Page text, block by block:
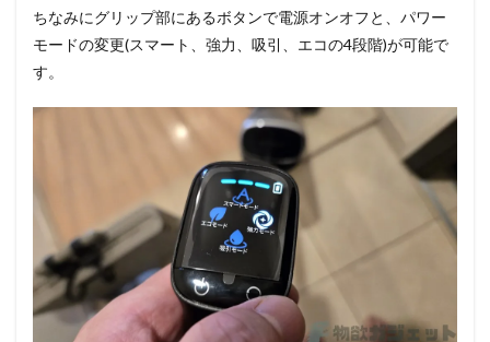
ちなみにグリップ部にあるボタンで電源オンオフと、パワー
モードの変更(スマート、強力、吸引、エコの4段階)が可能で
す。